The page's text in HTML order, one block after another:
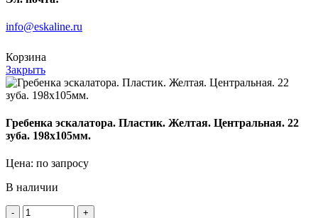
info@eskaline.ru
Корзина
Закрыть
Гребенка эскалатора. Пластик. Желтая. Центральная. 22
зуба. 198х105мм.
Цена: по запросу
В наличии
Количество